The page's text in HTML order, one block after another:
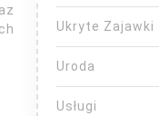
Ukryte Zajawki
Uroda
Usługi